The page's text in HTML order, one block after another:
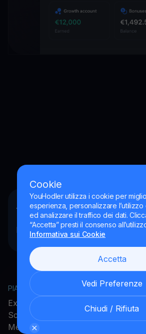
Cookie
YouHodler utilizza i cookie per
esperienza, personalizzare l’utilizzo
ed analizzare il traffico dei dati.
“Accetta” presti il consenso
Informativa sui Cookie
Accetta
Vedi Preferenze
Chiudi / Rifiuta
YouHodler Italy
Registrato come VASP presso
PIATTAFORMA
Exchange
Scarica l'app
Metodi di pagamento
AZIENDA
Lavora